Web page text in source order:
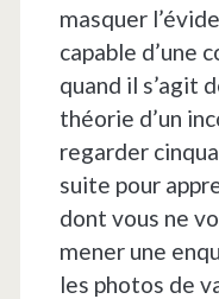
masquer
capable d’une
quand il s’agit
théorie d’un
regarder
suite pour
dont vous ne
mener une
les photos de